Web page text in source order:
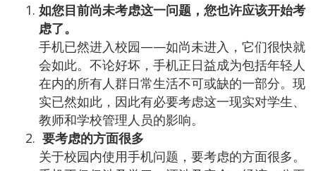
如您目前尚未考虑这一问题，您也许应该开始考
虑了。
手机已然进入校园——如尚未进入，它们很快就
会如此。不论好坏，手机正日益成为包括年轻人
在内的所有人群日常生活不可或缺的一部分。现
实已然如此，因此有必要考虑这一现实对学生、
教师和学校管理人员的影响。
要考虑的方面很多
关于校园内使用手机问题，要考虑的方面很多。